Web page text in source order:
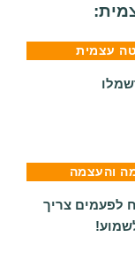
עצמית
והעצמה
לפעמים צריך